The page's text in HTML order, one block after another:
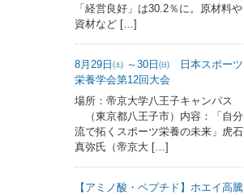
「経営良好」は30.2％に。原材料や
資材など […]
8月29日㈯ ～30日㈰ 日本スポーツ
栄養学会第12回大会
場所：帝京大学八王子キャンパス
（東京都八王子市）内容：「自分
流で拓くスポーツ栄養の未来」虎石
真弥氏（帝京大 […]
【アミノ酸・ペプチド】ホエイ高騰